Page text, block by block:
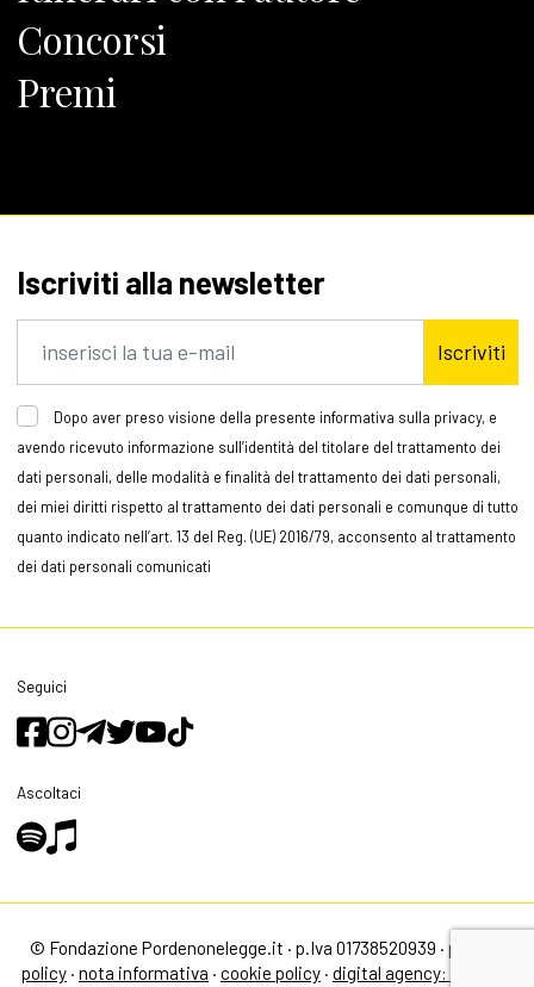
Concorsi
Premi
Iscriviti alla newsletter
Iscriviti
Dopo aver preso visione della presente informativa sulla privacy, e
avendo ricevuto informazione sull’identità del titolare del trattamento dei
dati personali, delle modalità e finalità del trattamento dei dati personali,
dei miei diritti rispetto al trattamento dei dati personali e comunque di tutto
quanto indicato nell’art. 13 del Reg. (UE) 2016/79, acconsento al trattamento
dei dati personali comunicati
Seguici
Ascoltaci
© Fondazione Pordenonelegge.it · p.Iva 01738520939 · privacy
policy · nota informativa · cookie policy · digital agency: alea.pro